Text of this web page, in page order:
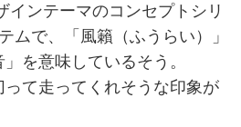
インテーマのコンセプトシリ
ムで、「風籟（ふうらい）」
を意味しているそう。
って走ってくれそうな印象が